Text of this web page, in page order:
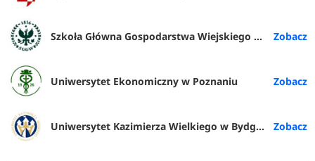
Szkoła Główna Gospodarstwa Wiejskiego w Warszawie
Uniwersytet Ekonomiczny w Poznaniu
Uniwersytet Kazimierza Wielkiego w Bydgoszczy